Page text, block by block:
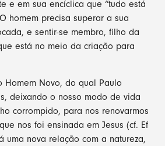
e em sua encíclica que “tudo está
homem precisa superar a sua
e sentir-se membro, filho da
está no meio da criação para
Homem Novo, do qual Paulo
deixando o nosso modo de vida
corrompido, para nos renovarmos
nos foi ensinada em Jesus (cf. Ef
uma nova relação com a natureza,